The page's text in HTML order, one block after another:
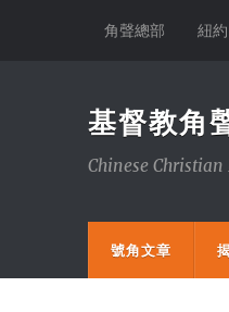
角聲總部 紐約
基督教角
Chinese Christian
號角文章